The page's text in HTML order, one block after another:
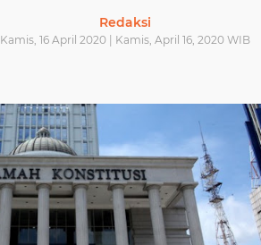
Redaksi
Kamis, 16 April 2020 | Kamis, April 16, 2020 WIB